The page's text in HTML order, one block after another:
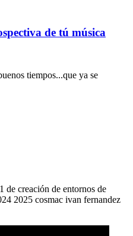
de tú música
tiempos...que ya se
de creación de entornos de
2025 cosmac ivan fernandez